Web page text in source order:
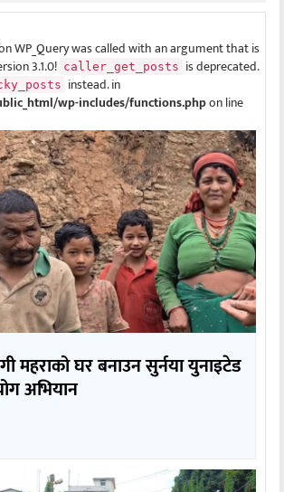
WP_Query was called with an argument that is
3.1.0! caller_get_posts is deprecated.
instead. in
wp-includes/functions.phpon line
महराको घर बनाउन सुर्नया युनाइटेड
अभियान